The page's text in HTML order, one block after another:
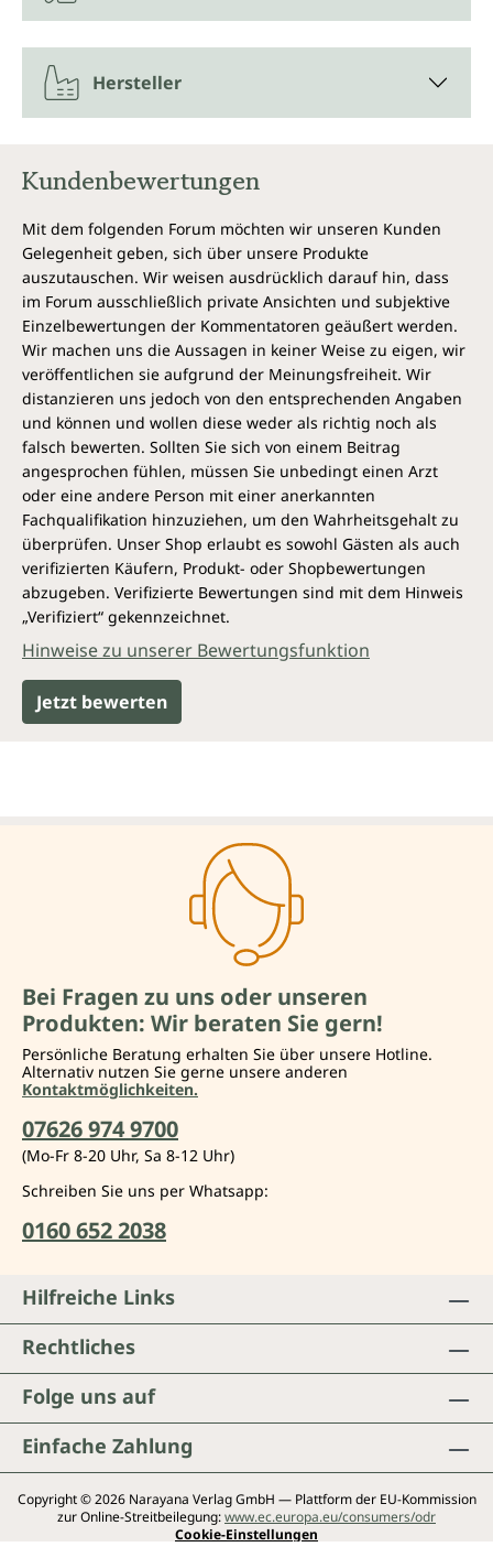
Hersteller
Kundenbewertungen
Mit dem folgenden Forum möchten wir unseren Kunden
Gelegenheit geben, sich über unsere Produkte
auszutauschen. Wir weisen ausdrücklich darauf hin, dass
im Forum ausschließlich private Ansichten und subjektive
Einzelbewertungen der Kommentatoren geäußert werden.
Wir machen uns die Aussagen in keiner Weise zu eigen, wir
veröffentlichen sie aufgrund der Meinungsfreiheit. Wir
distanzieren uns jedoch von den entsprechenden Angaben
und können und wollen diese weder als richtig noch als
falsch bewerten. Sollten Sie sich von einem Beitrag
angesprochen fühlen, müssen Sie unbedingt einen Arzt
oder eine andere Person mit einer anerkannten
Fachqualifikation hinzuziehen, um den Wahrheitsgehalt zu
überprüfen. Unser Shop erlaubt es sowohl Gästen als auch
verifizierten Käufern, Produkt- oder Shopbewertungen
abzugeben. Verifizierte Bewertungen sind mit dem Hinweis
„Verifiziert“ gekennzeichnet.
Hinweise zu unserer Bewertungsfunktion
Jetzt bewerten
Bei Fragen zu uns oder unseren
Produkten: Wir beraten Sie gern!
Persönliche Beratung erhalten Sie über unsere Hotline.
Alternativ nutzen Sie gerne unsere anderen
Kontaktmöglichkeiten.
07626 974 9700
(Mo-Fr 8-20 Uhr, Sa 8-12 Uhr)
Schreiben Sie uns per Whatsapp:
0160 652 2038
Folge uns auf
Einfache Zahlung
Hilfreiche Links
Rechtliches
Copyright © 2026 Narayana Verlag GmbH — Plattform der EU-Kommission
zur Online-Streitbeilegung:www.ec.europa.eu/consumers/odr
Cookie-Einstellungen